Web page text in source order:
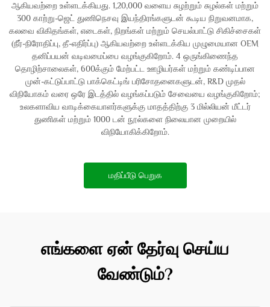
ஆகியவற்றை உள்ளடக்கியது. 1,20,000 வளைய சுழற்றும் சுழல்கள் மற்றும்
300 காற்று-ஜெட் துணிநெசவு இயந்திரங்களுடன் கூடிய நிறுவனமாக,
கலவை விகிதங்கள், எடைகள், நிறங்கள் மற்றும் செயல்பாட்டு சிகிச்சைகள்
(நீர்-நிரோதிப்பு, தீ-எதிர்ப்பு) ஆகியவற்றை உள்ளடக்கிய முழுமையான OEM
தனிப்பயன் வடிவமைப்பை வழங்குகிறோம். 4 ஒருங்கிணைந்த
தொழிற்சாலைகள், 600க்கும் மேற்பட்ட ஊழியர்கள் மற்றும் கண்டிப்பான
முன்-கட்டுப்பாட்டு பாக்கெட்டிங் பரிசோதனைகளுடன், R&D முதல்
விநியோகம் வரை ஒரே இடத்தில் வழங்கப்படும் சேவையை வழங்குகிறோம்;
உலகளாவிய வாடிக்கையாளர்களுக்கு மாதத்திற்கு 3 மில்லியன் மீட்டர்
துணிகள் மற்றும் 1000 டன் நூல்களை நிலையான முறையில்
விநியோகிக்கிறோம்.
மதிப்பீடு பெறுக
எங்களை ஏன் தேர்வு செய்ய
வேண்டும்?